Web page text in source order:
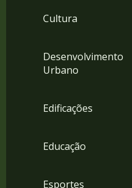
Cultura
Desenvolvimento
Urbano
Edificações
Educação
Esportes